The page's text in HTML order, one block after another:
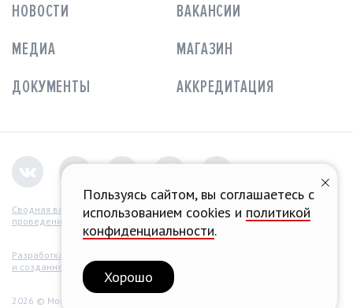
НОВОСТИ
ВАКАНСИИ
МЕДИА
МАГАЗИН
ДОКУМЕНТЫ
АККРЕДИТАЦИЯ
Сводная ведомость
проведения СОУТ
Разработка концепции
и создание сайта
2026 © Moscow Raceway.
Пользуясь сайтом, вы соглашаетесь с
использованием cookies и политикой
конфиденциальности.
Хорошо